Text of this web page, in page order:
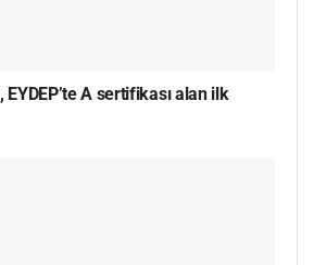
A sertifikası alan ilk